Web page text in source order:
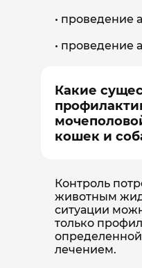
проведение
проведение
Какие
кошек и
Контроль
животным
ситуации
только
лечением.